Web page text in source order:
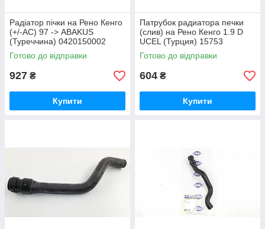
Радіатор пічки на Рено Кенго
(+/-AC) 97 -> ABAKUS
(Туреччина) 0420150002
Готово до відправки
927 ₴
Купити
Патрубок радиатора печки
(слив) на Рено Кенго 1.9 D
UCEL (Турция) 15753
Готово до відправки
604 ₴
Купити